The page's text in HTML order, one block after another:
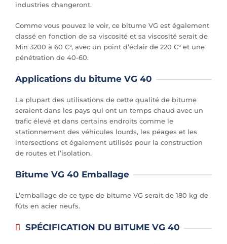
industries changeront.
Comme vous pouvez le voir, ce bitume VG est également
classé en fonction de sa viscosité et sa viscosité serait de
Min 3200 à 60 C°, avec un point d’éclair de 220 C° et une
pénétration de 40-60.
Applications du bitume VG 40
La plupart des utilisations de cette qualité de bitume
seraient dans les pays qui ont un temps chaud avec un
trafic élevé et dans certains endroits comme le
stationnement des véhicules lourds, les péages et les
intersections et également utilisés pour la construction
de routes et l’isolation.
Bitume VG 40 Emballage
L’emballage de ce type de bitume VG serait de 180 kg de
fûts en acier neufs.
SPÉCIFICATION DU BITUME VG 40